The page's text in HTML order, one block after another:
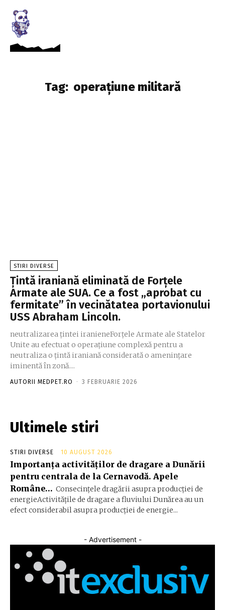
Tag: operațiune militară
STIRI DIVERSE
Țintă iraniană eliminată de Forțele
Armate ale SUA. Ce a fost „aprobat cu
fermitate” în vecinătatea portavionului
USS Abraham Lincoln.
neutralizarea țintei iranieneForțele Armate ale Statelor
Unite au efectuat o operațiune complexă pentru a
neutraliza o țintă iraniană considerată o amenințare
iminentă în zonă....
AUTORII MEDPET.RO - 3 FEBRUARIE 2026
Ultimele stiri
STIRI DIVERSE 10 AUGUST 2026
Importanța activităților de dragare a Dunării
pentru centrala de la Cernavodă. Apele
Române… Consecințele dragării asupra producției de
energieActivitățile de dragare a fluviului Dunărea au un
efect considerabil asupra producției de energie...
- Advertisement -